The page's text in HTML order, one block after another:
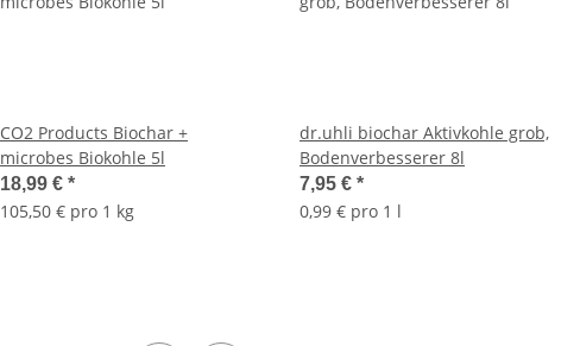
CO2 Products Biochar +
microbes Biokohle 5l
18,99 € *
105,50 € pro 1 kg
dr.uhli biochar Aktivkohle grob,
Bodenverbesserer 8l
7,95 € *
0,99 € pro 1 l